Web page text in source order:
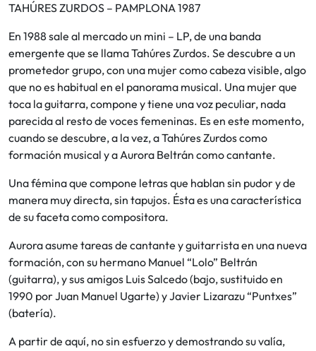
TAHÚRES ZURDOS – PAMPLONA 1987
En 1988 sale al mercado un mini – LP, de una banda
emergente que se llama Tahúres Zurdos. Se descubre a un
prometedor grupo, con una mujer como cabeza visible, algo
que no es habitual en el panorama musical. Una mujer que
toca la guitarra, compone y tiene una voz peculiar, nada
parecida al resto de voces femeninas. Es en este momento,
cuando se descubre, a la vez, a Tahúres Zurdos como
formación musical y a Aurora Beltrán como cantante.
Una fémina que compone letras que hablan sin pudor y de
manera muy directa, sin tapujos. Ésta es una característica
de su faceta como compositora.
Aurora asume tareas de cantante y guitarrista en una nueva
formación, con su hermano Manuel “Lolo” Beltrán
(guitarra), y sus amigos Luis Salcedo (bajo, sustituido en
1990 por Juan Manuel Ugarte) y Javier Lizarazu “Puntxes”
(batería).
A partir de aquí, no sin esfuerzo y demostrando su valía,